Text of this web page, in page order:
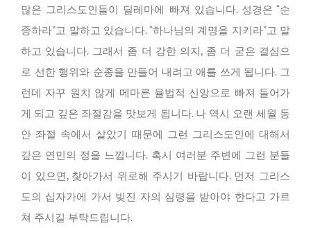
많은 그리스도인들이 딜레마에 빠져 있습니다. 성경은 “순
종하라”고 말하고 있습니다. “하나님의 계명을 지키라”고 말
하고 있습니다. 그래서 좀 더 강한 의지, 좀 더 굳은 결심으
로 선한 행위와 순종을 만들어 내려고 애를 쓰게 됩니다. 그
런데 자꾸 원치 않게 메마른 율법적 신앙으로 빠져 들어가
게 되고 깊은 좌절감을 맛보게 됩니다. 나 역시 오랜 세월 동
안 좌절 속에서 살았기 때문에 그런 그리스도인에 대해서
깊은 연민의 정을 느낍니다. 혹시 여러분 주변에 그런 분들
이 있으면, 찾아가서 위로해 주시기 바랍니다. 먼저 그리스
도의 십자가에 가서 빚진 자의 심령을 받아야 한다고 가르
쳐 주시길 부탁드립니다.